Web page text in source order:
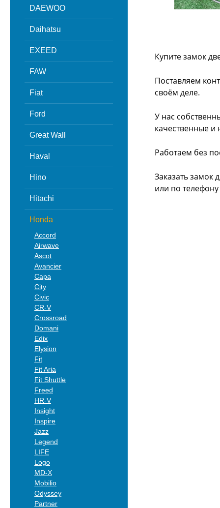
DAEWOO
Daihatsu
EXEED
FAW
Fiat
Ford
Great Wall
Haval
Hino
Hitachi
Honda
Accord
Airwave
Ascot
Avancier
Capa
City
Civic
CR-V
Crossroad
Domani
Edix
Elysion
Fit
Fit Aria
Fit Shuttle
Freed
HR-V
Insight
Inspire
Jazz
Legend
LIFE
Logo
MD-X
Mobilio
Odyssey
Partner
Купите замок
Поставляем
своём деле.
У нас
качественные и
Работаем без
Заказать замок
или по